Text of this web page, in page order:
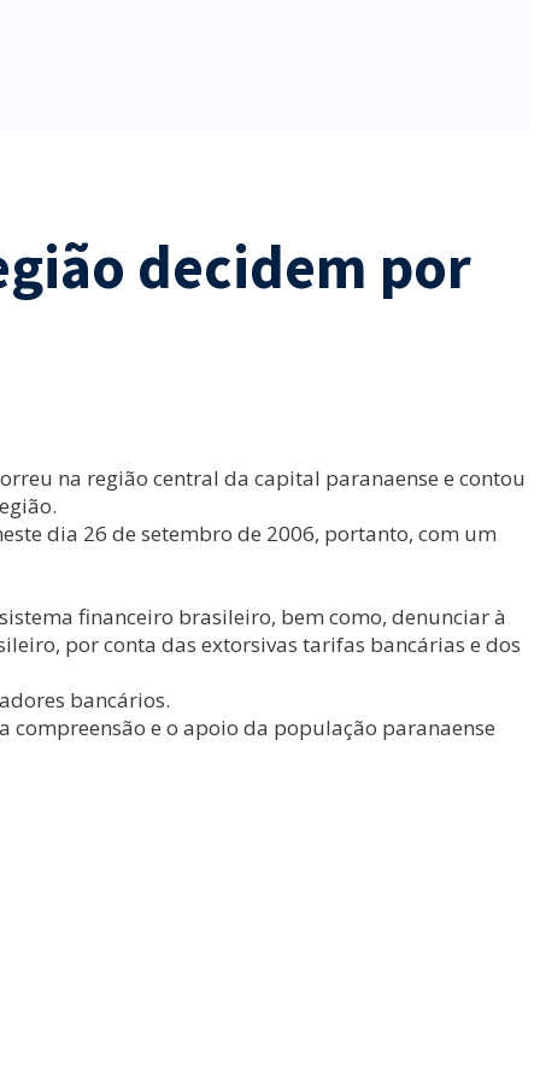
decidem por
na região central da capital paranaense e contou
dia 26 de setembro de 2006, portanto, com um
financeiro brasileiro, bem como, denunciar à
por conta das extorsivas tarifas bancárias e dos
bancários.
compreensão e o apoio da população paranaense